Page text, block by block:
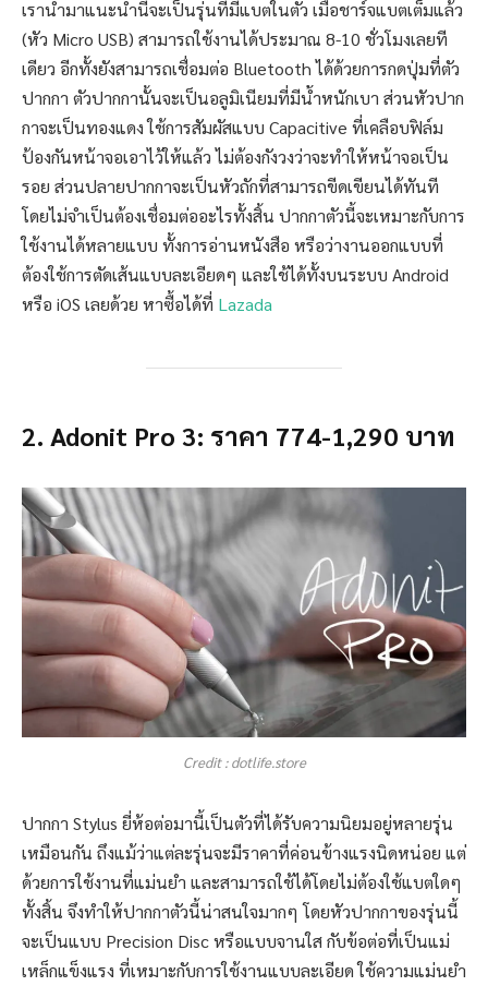
เรานำมาแนะนำนี้จะเป็นรุ่นที่มีแบตในตัว เมื่อชาร์จแบตเต็มแล้ว
(หัว Micro USB) สามารถใช้งานได้ประมาณ 8-10 ชั่วโมงเลยที
เดียว อีกทั้งยังสามารถเชื่อมต่อ Bluetooth ได้ด้วยการกดปุ่มที่ตัว
ปากกา ตัวปากกานั้นจะเป็นอลูมิเนียมที่มีน้ำหนักเบา ส่วนหัวปาก
กาจะเป็นทองแดง ใช้การสัมผัสแบบ Capacitive ที่เคลือบฟิล์ม
ป้องกันหน้าจอเอาไว้ให้แล้ว ไม่ต้องกังวงว่าจะทำให้หน้าจอเป็น
รอย ส่วนปลายปากกาจะเป็นหัวถักที่สามารถขีดเขียนได้ทันที
โดยไม่จำเป็นต้องเชื่อมต่ออะไรทั้งสิ้น ปากกาตัวนี้จะเหมาะกับการ
ใช้งานได้หลายแบบ ทั้งการอ่านหนังสือ หรือว่างานออกแบบที่
ต้องใช้การตัดเส้นแบบละเอียดๆ และใช้ได้ทั้งบนระบบ Android
หรือ iOS เลยด้วย หาซื้อได้ที่ Lazada
2. Adonit Pro 3: ราคา 774-1,290 บาท
Credit : dotlife.store
ปากกา Stylus ยี่ห้อต่อมานี้เป็นตัวที่ได้รับความนิยมอยู่หลายรุ่น
เหมือนกัน ถึงแม้ว่าแต่ละรุ่นจะมีราคาที่ค่อนข้างแรงนิดหน่อย แต่
ด้วยการใช้งานที่แม่นยำ และสามารถใช้ได้โดยไม่ต้องใช้แบตใดๆ
ทั้งสิ้น จึงทำให้ปากกาตัวนี้น่าสนใจมากๆ โดยหัวปากกาของรุ่นนี้
จะเป็นแบบ Precision Disc หรือแบบจานใส กับข้อต่อที่เป็นแม่
เหล็กแข็งแรง ที่เหมาะกับการใช้งานแบบละเอียด ใช้ความแม่นยำ